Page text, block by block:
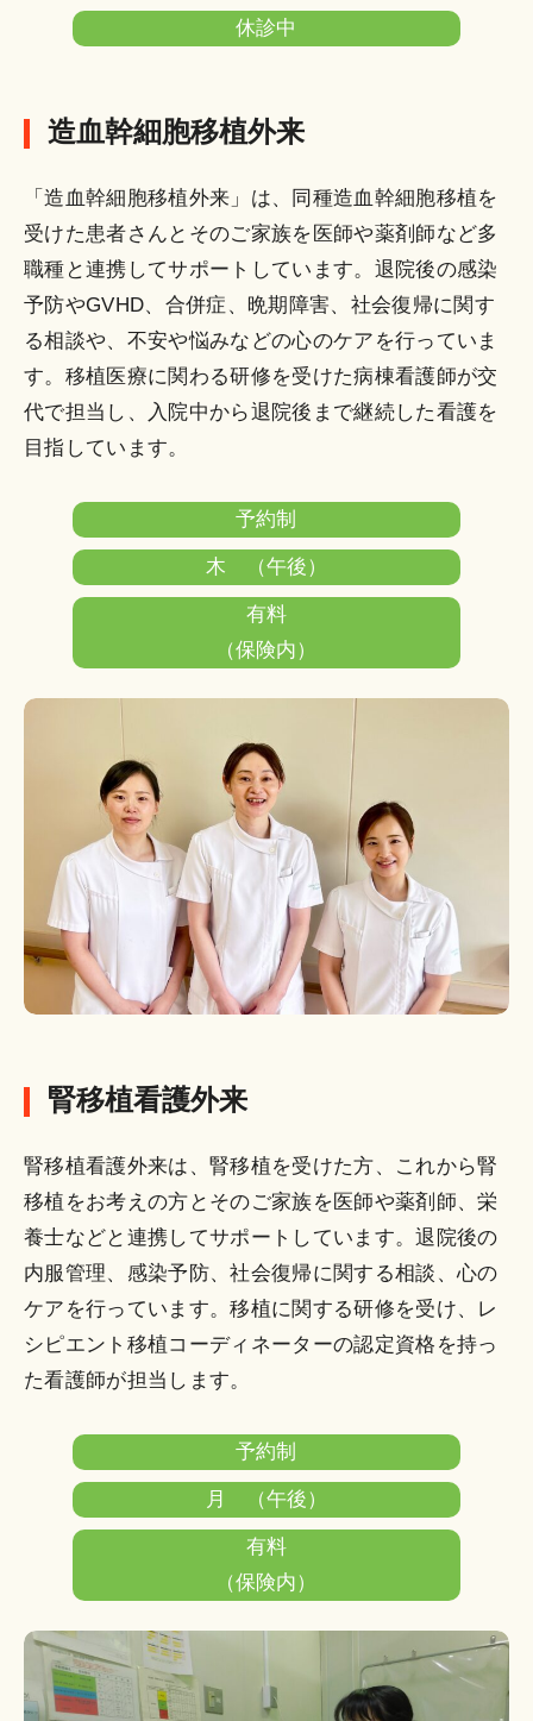
休診中
造血幹細胞移植外来
「造血幹細胞移植外来」は、同種造血幹細胞移植を
受けた患者さんとそのご家族を医師や薬剤師など多
職種と連携してサポートしています。退院後の感染
予防やGVHD、合併症、晩期障害、社会復帰に関す
る相談や、不安や悩みなどの心のケアを行っていま
す。移植医療に関わる研修を受けた病棟看護師が交
代で担当し、入院中から退院後まで継続した看護を
目指しています。
予約制
木 （午後）
有料
（保険内）
腎移植看護外来
腎移植看護外来は、腎移植を受けた方、これから腎
移植をお考えの方とそのご家族を医師や薬剤師、栄
養士などと連携してサポートしています。退院後の
内服管理、感染予防、社会復帰に関する相談、心の
ケアを行っています。移植に関する研修を受け、レ
シピエント移植コーディネーターの認定資格を持っ
た看護師が担当します。
予約制
月 （午後）
有料
（保険内）